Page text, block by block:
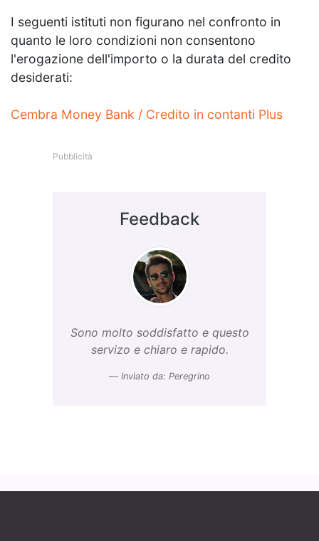
I seguenti istituti non figurano nel confronto in
quanto le loro condizioni non consentono
l'erogazione dell'importo o la durata del credito
desiderati:
Cembra Money Bank / Credito in contanti Plus
Pubblicità
Feedback
Sono molto soddisfatto e questo
servizo e chiaro e rapido.
Inviato da: Peregrino